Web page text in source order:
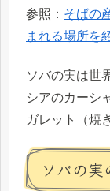
参照： そばの
まれる場所を
ソバの実は世
シアのカーシ
ガレット（焼
ソバの